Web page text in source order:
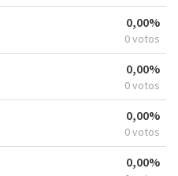
0,00%
0 votos
0,00%
0 votos
0,00%
0 votos
0,00%